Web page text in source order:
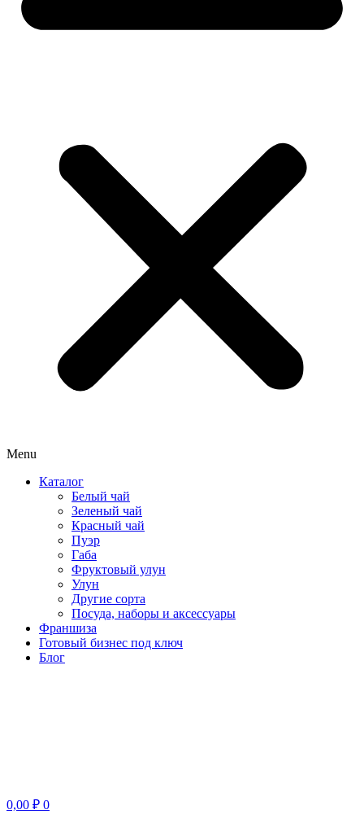
Menu
Каталог
Белый чай
Зеленый чай
Красный чай
Пуэр
Габа
Фруктовый улун
Улун
Другие сорта
Посуда, наборы и аксессуары
Франшиза
Готовый бизнес под ключ
Блог
0,00 ₽ 0